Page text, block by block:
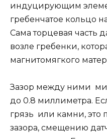
индуцирующим
гребенчатое кольцо
Сама торцевая часть
возле гребенки,
магнитомягкого
Зазор между ними
до 0.8 миллиметра.
грязь или камни,
зазора, смещению